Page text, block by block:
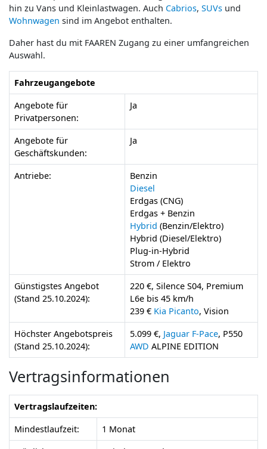
hin zu Vans und Kleinlastwagen. Auch Cabrios, SUVs und
Wohnwagen sind im Angebot enthalten.
Daher hast du mit FAAREN Zugang zu einer umfangreichen
Auswahl.
Fahrzeugangebote
Angebote für
Privatpersonen:
Ja
Angebote für
Geschäftskunden:
Ja
Antriebe:
Benzin
Diesel
Erdgas (CNG)
Erdgas + Benzin
Hybrid (Benzin/Elektro)
Hybrid (Diesel/Elektro)
Plug-in-Hybrid
Strom / Elektro
Günstigstes Angebot
(Stand 25.10.2024):
220 €, Silence S04, Premium
L6e bis 45 km/h
239 € Kia Picanto, Vision
Höchster Angebotspreis
(Stand 25.10.2024):
5.099 €, Jaguar F-Pace, P550
AWD ALPINE EDITION
Vertragsinformationen
Vertragslaufzeiten:
Mindestlaufzeit:
1 Monat